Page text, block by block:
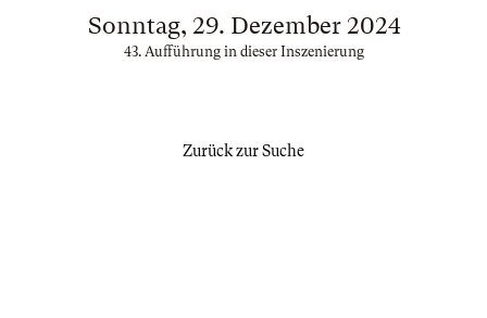
Sonntag, 29. Dezember 2024
43. Aufführung in dieser Inszenierung
Zurück zur Suche